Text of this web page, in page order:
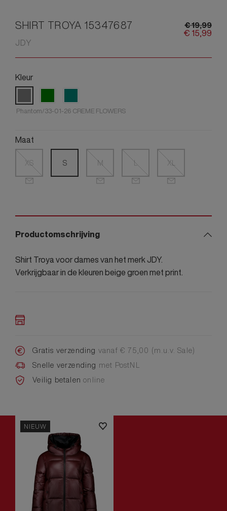
SHIRT TROYA 15347687
JDY
€19,99
€ 15,99
Kleur
Phantom/33-01-26 CREME FLOWERS
Maat
XS S M L XL
Productomschrijving
Shirt Troya voor dames van het merk JDY.
Verkrijgbaar in de kleuren beige groen met print.
Gratis verzending vanaf € 75,00 (m.u.v. Sale)
Snelle verzending met PostNL
Veilig betalenonline
NIEUW